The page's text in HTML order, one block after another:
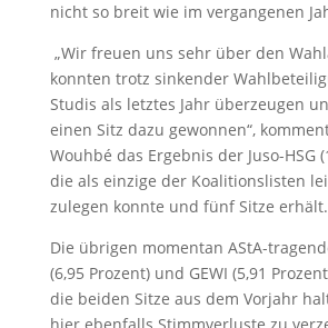
nicht so breit wie im vergangenen
„Wir freuen uns sehr über den
konnten trotz sinkender
Studis als letztes Jahr überzeugen
einen Sitz dazu gewonnen“,
Wouhbé das Ergebnis der Juso-HSG
die als einzige der Koalitionslisten
zulegen konnte und fünf Sitze erhält.
Die übrigen momentan AStA-
(6,95 Prozent) und GEWI (5,91
die beiden Sitze aus dem Vorjahr